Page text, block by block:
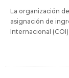
La organización
asignación de
Internacional